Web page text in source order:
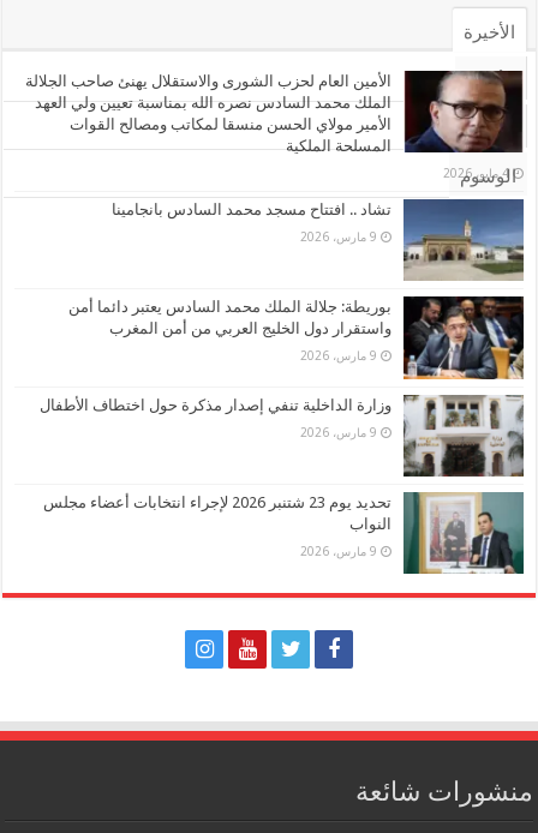
الأخيرة
الأشهر
تعليقات
الوسوم
الأمين العام لحزب الشورى والاستقلال يهنئ صاحب الجلالة
الملك محمد السادس نصره الله بمناسبة تعيين ولي العهد
الأمير مولاي الحسن منسقا لمكاتب ومصالح القوات
المسلحة الملكية
4 مايو، 2026
تشاد .. افتتاح مسجد محمد السادس بانجامينا
9 مارس، 2026
بوريطة: جلالة الملك محمد السادس يعتبر دائما أمن
واستقرار دول الخليج العربي من أمن المغرب
9 مارس، 2026
وزارة الداخلية تنفي إصدار مذكرة حول اختطاف الأطفال
9 مارس، 2026
تحديد يوم 23 شتنبر 2026 لإجراء انتخابات أعضاء مجلس
النواب
9 مارس، 2026
منشورات شائعة